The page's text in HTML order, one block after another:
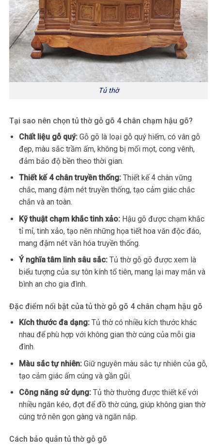
Tủ thờ
Tại sao nên chọn tủ thờ gỗ gõ 4 chân chạm hậu gõ?
Chất liệu gỗ quý: Gỗ gõ là loại gỗ quý hiếm, có vân gỗ
đẹp, màu sắc trầm ấm, không bị mối mọt, cong vênh,
đảm bảo độ bền theo thời gian.
Thiết kế 4 chân truyền thống: Thiết kế 4 chân vững
chắc, mang đậm nét truyền thống, tạo cảm giác chắc
chắn và an toàn.
Kỹ thuật chạm khắc tinh xảo: Hậu gõ được chạm khắc
tỉ mỉ, tinh xảo, tạo nên những họa tiết hoa văn độc đáo,
mang đậm nét văn hóa truyền thống.
Ý nghĩa tâm linh sâu sắc:Tủ thờ gỗ gõ được xem là
biểu tượng của sự tôn kính tổ tiên, mang lại may mắn và
bình an cho gia đình.
Đặc điểm nổi bật của tủ thờ gỗ gõ 4 chân chạm hậu gõ
Kích thước đa dạng: Tủ thờ có nhiều kích thước khác
nhau để phù hợp với không gian thờ cúng của mỗi gia
đình.
Màu sắc tự nhiên: Giữ nguyên màu sắc tự nhiên của gỗ,
tạo cảm giác ấm cúng và gần gũi.
Công năng sử dụng:Tủ thờ thường được thiết kế với
nhiều ngăn kéo, đợt để đồ thờ cúng, giúp không gian thờ
cúng trở nên gọn gàng và ngăn nắp.
Cách bảo quản tủ thờ gỗ gõ